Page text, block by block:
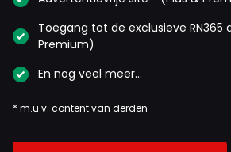
Toegang tot de exclusieve RN365
Premium)
En nog veel meer…
* m.u.v. content van derden